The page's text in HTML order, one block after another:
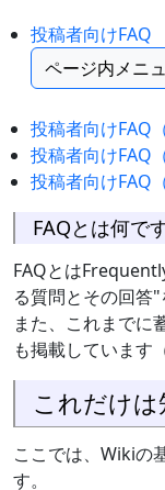
投稿者向けFAQ
ページ内メニ
投稿者向けFAQ
投稿者向けFAQ
投稿者向けFAQ
FAQとは何で
FAQとは
る質問とその回答"
また、これまでに
も掲載しています
これだけ
ここでは、Wikiの
す。